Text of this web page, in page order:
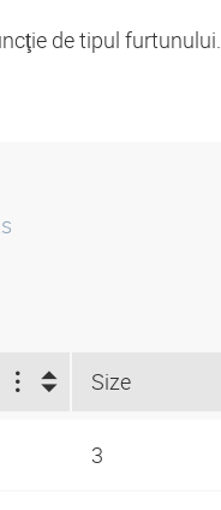
de tipul furtunului.
Size
3